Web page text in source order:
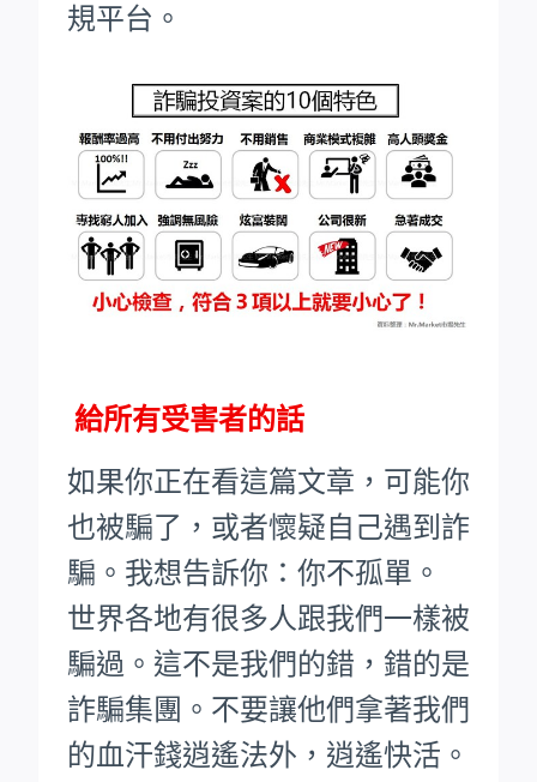
規平台。
給所有受害者的話
如果你正在看這篇文章，可能你
也被騙了，或者懷疑自己遇到詐
騙。我想告訴你：你不孤單。
世界各地有很多人跟我們一樣被
騙過。這不是我們的錯，錯的是
詐騙集團。不要讓他們拿著我們
的血汗錢逍遙法外，逍遙快活。